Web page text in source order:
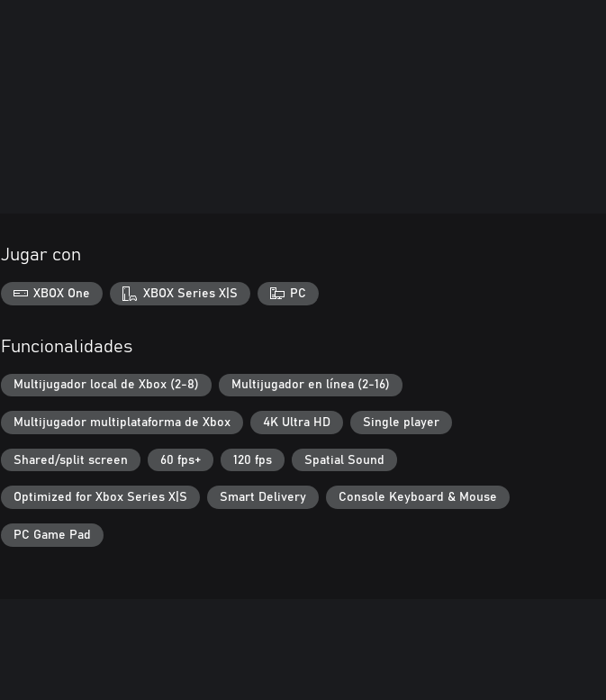
Jugar con
XBOX One XBOX Series X|S PC
Funcionalidades
Multijugador local de Xbox (2-8) Multijugador en línea (2-16)
Multijugador multiplataforma de Xbox 4K Ultra HD Single player
Shared/split screen 60 fps+ 120 fps Spatial Sound
Optimized for Xbox Series X|S Smart Delivery Console Keyboard & Mouse
PC Game Pad